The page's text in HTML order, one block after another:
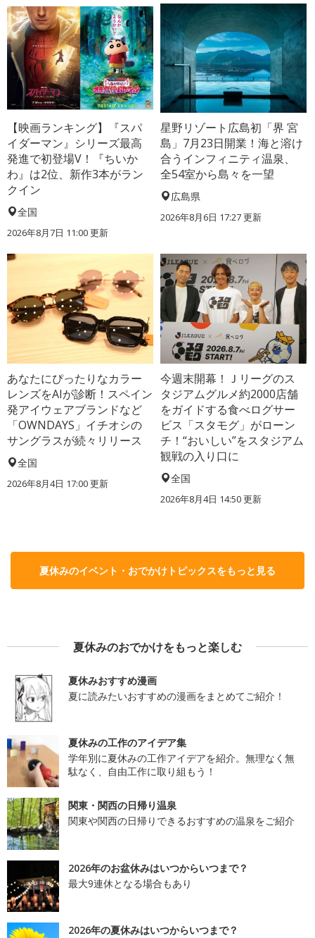
【映画ランキング】『スパ
イダーマン』シリーズ最高
発進で初登場V！『ちいか
わ』は2位、新作3本がラン
クイン
全国
2026年8月7日 11:00更新
星野リゾート広島初「界 宮
島」7月23日開業！海と溶け
合うインフィニティ温泉、
全54室から島々を一望
広島県
2026年8月6日 17:27更新
あなたにぴったりなカラー
レンズをAIが診断！スペイン
発アイウェアブランドなど
「OWNDAYS」イチオシの
サングラスが続々リリース
全国
2026年8月4日 17:00更新
今週末開幕！Ｊリーグのス
タジアムグルメ約2000店舗
をガイドする食べログサー
ビス「スタモグ」がローン
チ！“おいしい”をスタジアム
観戦の入り口に
全国
2026年8月4日 14:50更新
夏休みのイベント・おでかけトピックスをもっと見る
夏休みのおでかけをもっと楽しむ
夏休みおすすめ漫画
夏に読みたいおすすめの漫画をまとめてご紹介！
夏休みの工作のアイデア集
学年別に夏休みの工作アイデアを紹介。無理なく無
駄なく、自由工作に取り組もう！
関東・関西の日帰り温泉
関東や関西の日帰りできるおすすめの温泉をご紹介
2026年のお盆休みはいつからいつまで？
最大9連休となる場合もあり
2026年の夏休みはいつからいつまで？